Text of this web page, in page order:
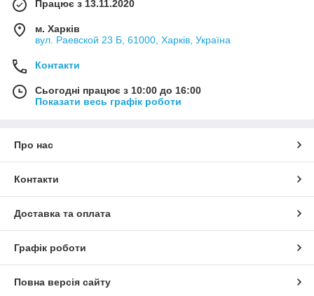
Працює з 13.11.2020
м. Харків
вул. Раевской 23 Б, 61000, Харків, Україна
Контакти
Сьогодні працює з 10:00 до 16:00
Показати весь графік роботи
Про нас
Контакти
Доставка та оплата
Графік роботи
Повна версія сайту